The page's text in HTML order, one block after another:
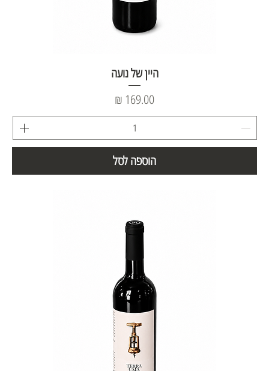
היין של נועה
מחיר
הוספה לסל